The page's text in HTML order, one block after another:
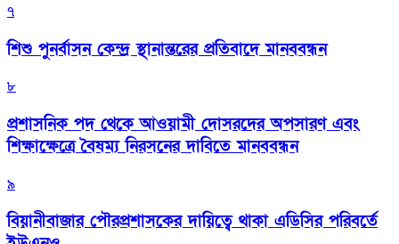
৭
শিশু পুনর্বাসন কেন্দ্র স্থানান্তরের প্রতিবাদে মানববন্ধন
৮
প্রশাসনিক পদ থেকে আওয়ামী দোসরদের অপসারণ এবং
শিক্ষাক্ষেত্রে বৈষম্য নিরসনের দাবিতে মানববন্ধন
৯
বিয়ানীবাজার পৌরপ্রশাসকের দায়িত্বে থাকা এডিসির পরিবর্তে